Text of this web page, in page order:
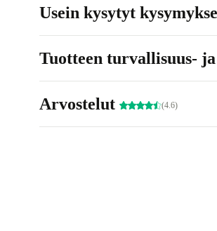
Usein kysytyt
Tuotteen turvallisuus-
Arvostelut (4.6)